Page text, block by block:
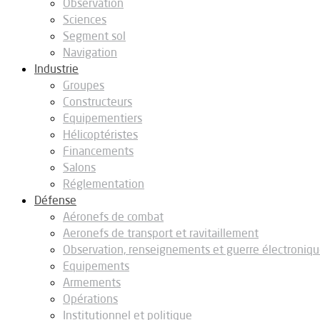
Observation
Sciences
Segment sol
Navigation
Industrie
Groupes
Constructeurs
Equipementiers
Hélicoptéristes
Financements
Salons
Réglementation
Défense
Aéronefs de combat
Aeronefs de transport et ravitaillement
Observation, renseignements et guerre
Equipements
Armements
Opérations
Institutionnel et politique